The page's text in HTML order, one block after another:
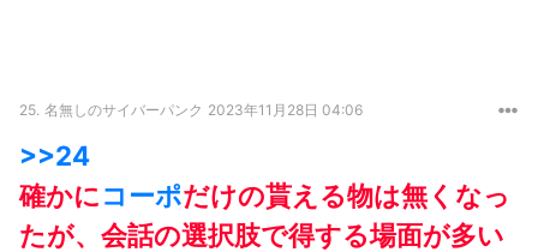
25. 名無しのサイバーパンク 2023年11月28日 04:06
>>24
確かにコーポだけの貰える物は無くなっ
たが、会話の選択肢で得する場面が多い